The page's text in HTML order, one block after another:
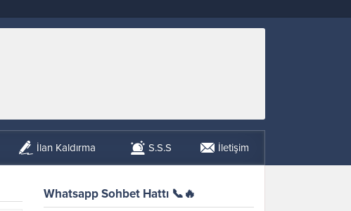
İlan Kaldırma S.S.S İletişim
Whatsapp Sohbet Hattı 📞🔥